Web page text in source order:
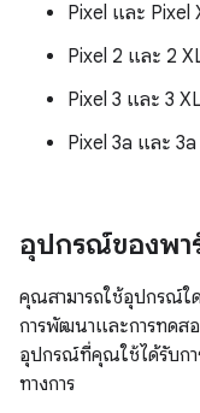
Pixel และ Pixel
Pixel 2 และ 2
Pixel 3 และ 3
Pixel 3a และ
อุปกรณ์ของพา
คุณสามารถใช้อุปกรณ์ใ
การพัฒนาและการทดส
อุปกรณ์ที่คุณใช้ได้รับกา
ทางการ